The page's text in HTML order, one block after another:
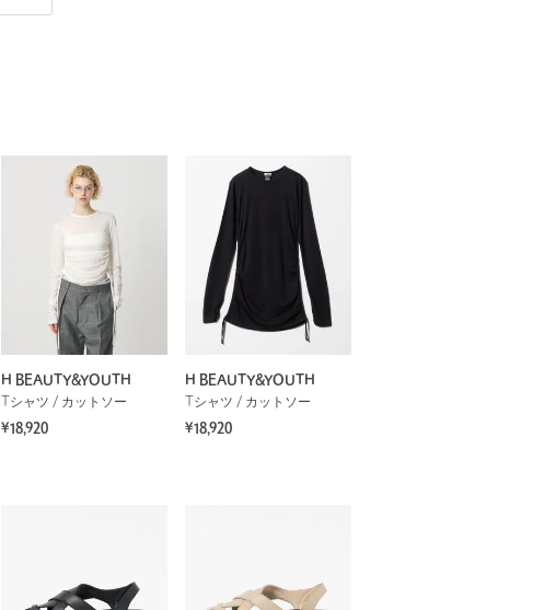
H BEAUTY&YOUTH
Tシャツ / カットソー
¥18,920
H BEAUTY&YOUTH
Tシャツ / カットソー
¥18,920